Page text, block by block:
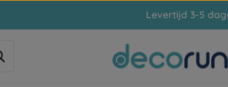
Levertijd 3-5